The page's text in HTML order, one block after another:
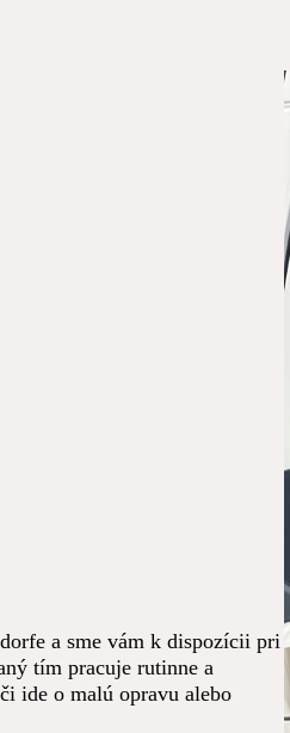
a sme vám k dispozícii pri
tím pracuje rutinne a
ide o malú opravu alebo